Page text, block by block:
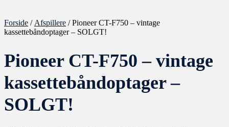
Forside / Afspillere / Pioneer CT-F750 – vintage
kassettebåndoptager – SOLGT!
Pioneer CT-F750 – vintage
kassettebåndoptager –
SOLGT!